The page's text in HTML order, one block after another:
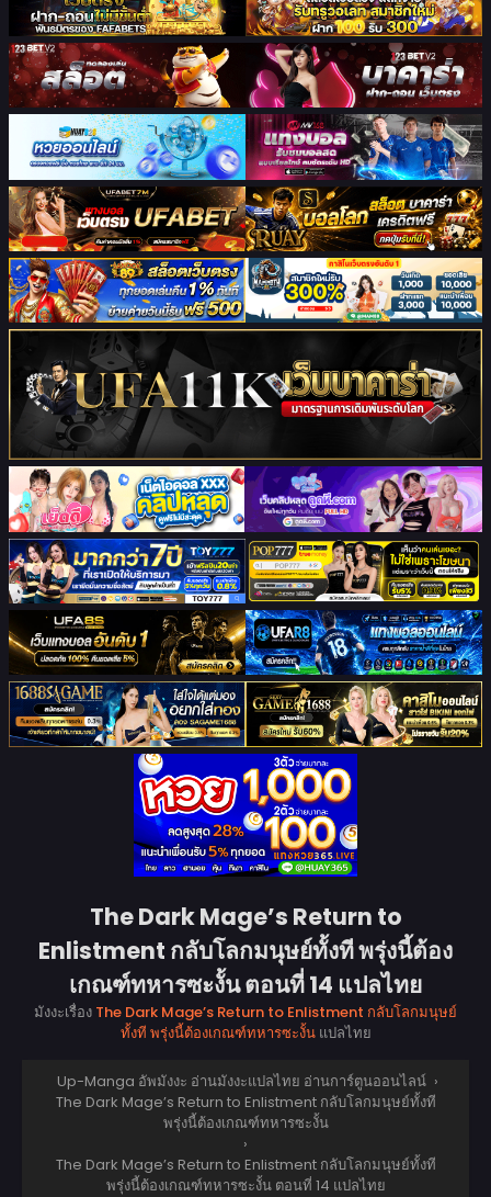
The Dark Mage’s Return to
Enlistment กลับโลกมนุษย์ทั้งที พรุ่งนี้ต้อง
เกณฑ์ทหารซะงั้น ตอนที่ 14 แปลไทย
มังงะเรื่อง The Dark Mage’s Return to Enlistment กลับโลกมนุษย์
ทั้งที พรุ่งนี้ต้องเกณฑ์ทหารซะงั้นแปลไทย
Up-Manga อัพมังงะ อ่านมังงะแปลไทย อ่านการ์ตูนออนไลน์ ›
The Dark Mage’s Return to Enlistment กลับโลกมนุษย์ทั้งที
พรุ่งนี้ต้องเกณฑ์ทหารซะงั้น
›
The Dark Mage’s Return to Enlistment กลับโลกมนุษย์ทั้งที
พรุ่งนี้ต้องเกณฑ์ทหารซะงั้น ตอนที่ 14 แปลไทย